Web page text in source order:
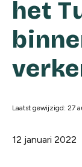
het
Laatst gewijzigd: 27
12 januari 2022